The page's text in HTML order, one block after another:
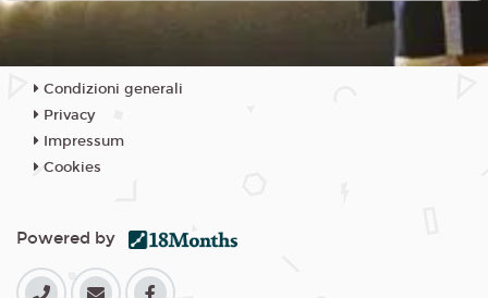
Condizioni generali
Privacy
Impressum
Cookies
Powered by